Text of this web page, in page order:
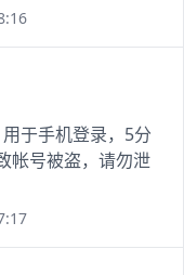
于手机登录，5分
帐号被盗，请勿泄